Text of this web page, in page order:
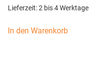
Lieferzeit:2 bis 4 Werktage
In den Warenkorb